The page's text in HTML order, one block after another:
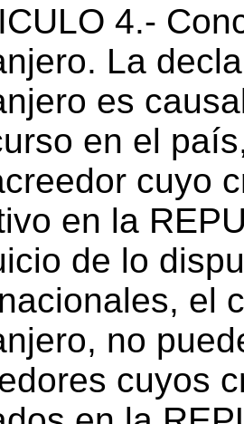
4.-
La
es
en el
cuyo
en la
de lo
el
no
cuyos